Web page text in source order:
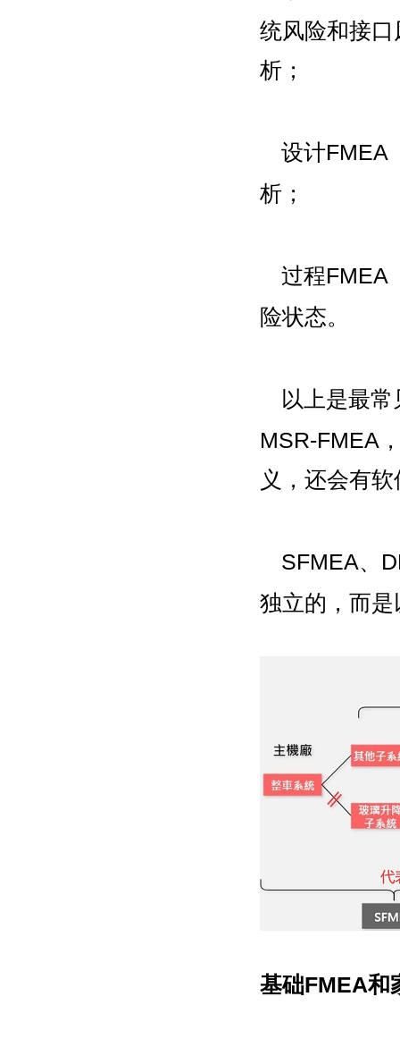
统风险和接
析；
设计FMEA
析；
过程FMEA
险状态。
以上是最
MSR-FMEA
义，还会有
SFMEA、
独立的，而
基础FMEA和